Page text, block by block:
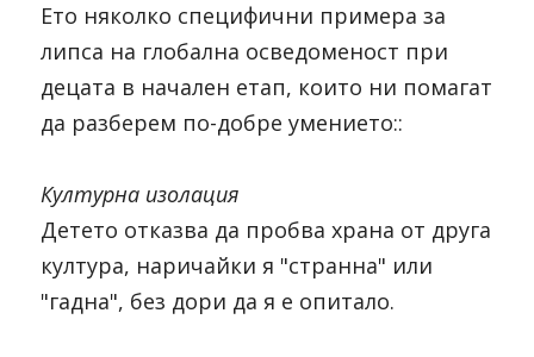
Ето няколко специфични примера за
липса на глобална осведоменост при
децата в начален етап, които ни помагат
да разберем по-добре умението::
Културна изолация
Детето отказва да пробва храна от друга
култура, наричайки я "странна" или
"гадна", без дори да я е опитало.